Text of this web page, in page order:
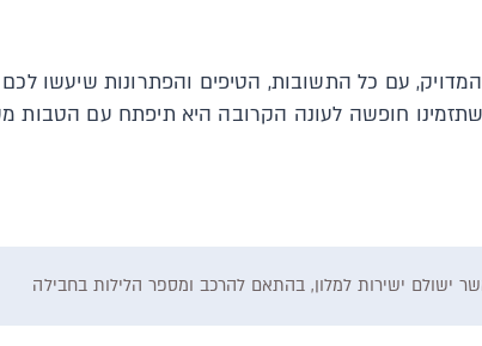
עם כל התשובות, הטיפים והפתרונות שיעשו
חופשה לעונה הקרובה היא תיפתח עם הטבות